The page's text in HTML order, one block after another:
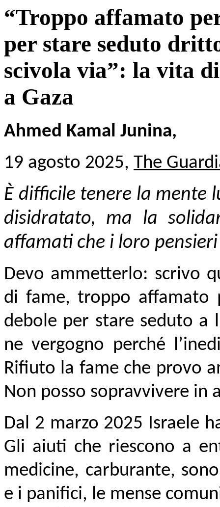
“Troppo affamato
per stare seduto
scivola via”: la vita
a Gaza
Ahmed Kamal Junina,
19 agosto 2025, The
È difficile tenere la mente
disidratato, ma la
affamati che i loro
Devo ammetterlo: scrivo
di fame, troppo affamato
debole per stare seduto a
ne vergogno perché
Rifiuto la fame che provo
Non posso sopravvivere in
Dal 2 marzo 2025 Israele
Gli aiuti che riescono a
medicine, carburante,
e i panifici, le mense